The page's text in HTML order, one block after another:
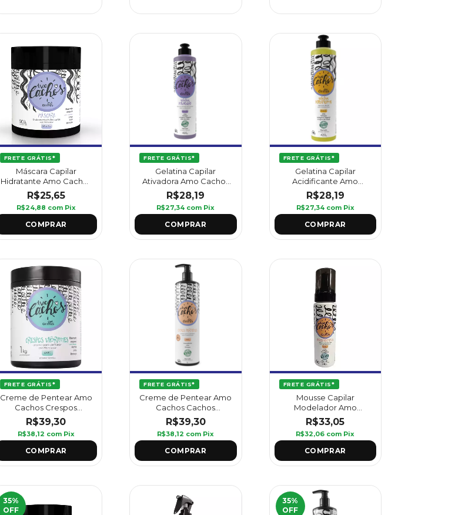
FRETE GRÁTIS*
Máscara Capilar
Hidratante Amo Cachos
500 g - Griffus
R$25,65
R$24,88 com Pix
FRETE GRÁTIS*
Gelatina Capilar
Ativadora Amo Cachos
420 g - Griffus
R$28,19
R$27,34 com Pix
FRETE GRÁTIS*
Gelatina Capilar
Acidificante Amo
Cachos 420 g - Griffus
R$28,19
R$27,34 com Pix
FRETE GRÁTIS*
Creme de Pentear Amo
Cachos Crespos
Vibrantes 1 kg - Griffus
R$39,30
R$38,12 com Pix
FRETE GRÁTIS*
Creme de Pentear Amo
Cachos Cachos
Perfeitos 1L - Griffus
R$39,30
R$38,12 com Pix
FRETE GRÁTIS*
Mousse Capilar
Modelador Amo
Cachos Cachos
Perfeitos 180 ml - Griffus
R$33,05
R$32,06 com Pix
35%
OFF
35%
OFF